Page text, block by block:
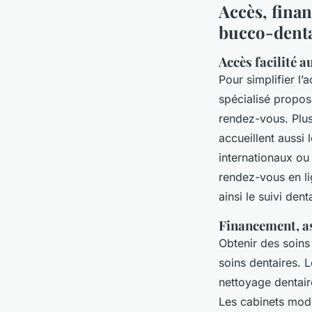
Accès,
bucco-
Accès facilité
Pour simplifier
spécialisé
rendez-vous.
accueillent aussi
internationaux
rendez-vous en
ainsi le suivi
Financement,
Obtenir des
soins dentaires.
nettoyage
Les cabinets